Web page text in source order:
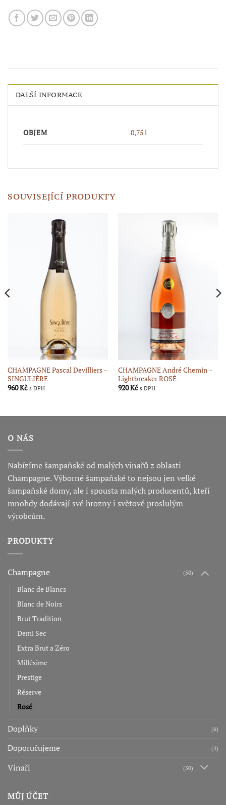
DALŠÍ INFORMACE
OBJEM 0,75 l
SOUVISEJÍCÍ PRODUKTY
CHAMPAGNE Pascal Devilliers –
SINGULIÈRE
960Kč s DPH
CHAMPAGNE André Chemin –
Lightbreaker ROSÉ
920Kč s DPH
O NÁS
Nabízíme šampaňské od malých vinařů z oblasti
Champagne. Výborné šampaňské to nejsou jen velké
šampaňské domy, ale i spousta malých producentů, kteří
mnohdy dodávají své hrozny i světově proslulým
výrobcům.
PRODUKTY
Champagne (50)
Blanc de Blancs
Blanc de Noirs
Brut Tradition
Demi Sec
Extra Brut a Zéro
Millésime
Prestige
Réserve
Rosé
Doplňky (6)
Doporučujeme (4)
Vinaři (50)
MŮJ ÚČET